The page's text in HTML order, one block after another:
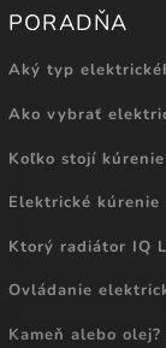
PORADŇA
Aký typ
Ako vybrať
Koľko stojí
Elektrické kúrenie
Ktorý radiátor IQ
Ovládanie
Kameň alebo olej?